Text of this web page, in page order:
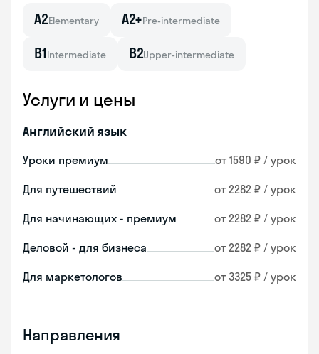
A2Elementary A2+Pre-intermediate
B1Intermediate B2Upper-intermediate
Услуги и цены
Английский язык
Уроки премиум от 1590 ₽ / урок
Для путешествий от 2282 ₽ / урок
Для начинающих - премиум от 2282 ₽ / урок
Деловой - для бизнеса от 2282 ₽ / урок
Для маркетологов от 3325 ₽ / урок
Направления